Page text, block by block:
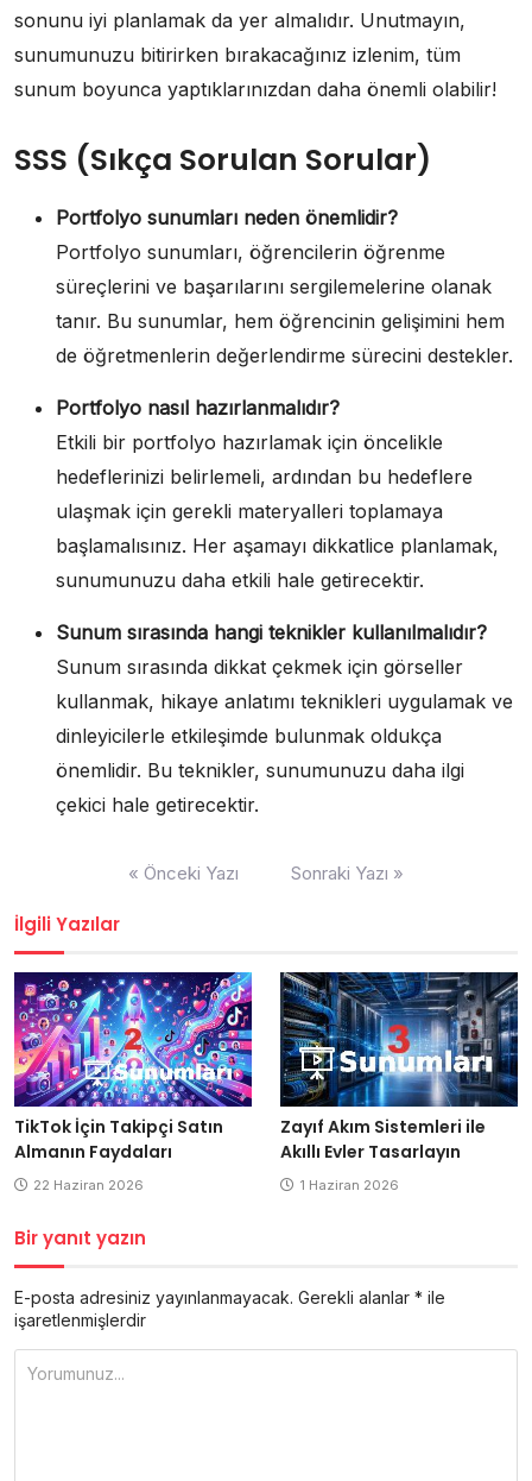
sonunu iyi planlamak da yer almalıdır. Unutmayın,
sunumunuzu bitirirken bırakacağınız izlenim, tüm
sunum boyunca yaptıklarınızdan daha önemli olabilir!
SSS (Sıkça Sorulan Sorular)
Portfolyo sunumları neden önemlidir?
Portfolyo sunumları, öğrencilerin öğrenme
süreçlerini ve başarılarını sergilemelerine olanak
tanır. Bu sunumlar, hem öğrencinin gelişimini hem
de öğretmenlerin değerlendirme sürecini destekler.
Portfolyo nasıl hazırlanmalıdır?
Etkili bir portfolyo hazırlamak için öncelikle
hedeflerinizi belirlemeli, ardından bu hedeflere
ulaşmak için gerekli materyalleri toplamaya
başlamalısınız. Her aşamayı dikkatlice planlamak,
sunumunuzu daha etkili hale getirecektir.
Sunum sırasında hangi teknikler kullanılmalıdır?
Sunum sırasında dikkat çekmek için görseller
kullanmak, hikaye anlatımı teknikleri uygulamak ve
dinleyicilerle etkileşimde bulunmak oldukça
önemlidir. Bu teknikler, sunumunuzu daha ilgi
çekici hale getirecektir.
« Önceki Yazı Sonraki Yazı »
İlgili Yazılar
TikTok İçin Takipçi Satın
Almanın Faydaları
22 Haziran 2026
Zayıf Akım Sistemleri ile
Akıllı Evler Tasarlayın
1 Haziran 2026
Bir yanıt yazın
E-posta adresiniz yayınlanmayacak. Gerekli alanlar * ile
işaretlenmişlerdir